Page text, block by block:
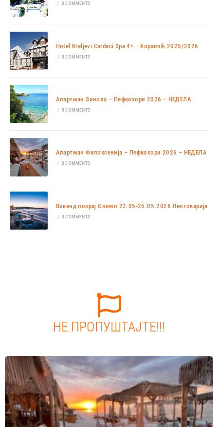
/ 0 COMMENTS
Hotel Kraljevi Cardaci Spa 4* – Kopaonik 2025/2026
/ 0 COMMENTS
Апартман Зинова – Пефкохори 2026 – НЕДЕЛА
/ 0 COMMENTS
Апартман Филоксенија – Пефкохори 2026 – НЕДЕЛА
/ 0 COMMENTS
Викенд покрај Олимп 23.05-25.05.2026 Лептокарија
/ 0 COMMENTS
НЕ ПРОПУШТАЈТЕ!!!